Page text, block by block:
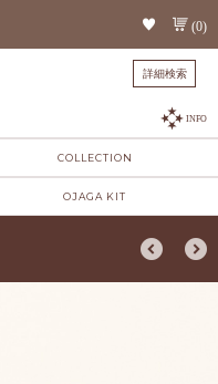
(0)
詳細検索
INFO
COLLECTION
OJAGA KIT